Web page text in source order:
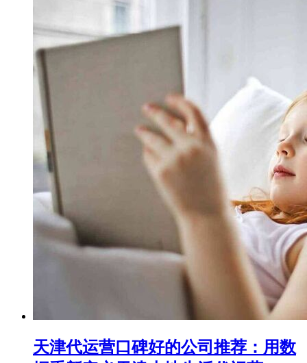
天津代运营口碑好的公司推荐：用数